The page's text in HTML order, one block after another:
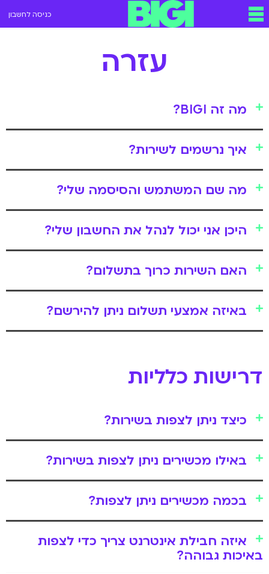
כניסה לחשבון
עזרה
מה זה BIGI?
איך נרשמים לשירות?
מה שם המשתמש והסיסמה שלי?
היכן אני יכול לנהל את החשבון שלי?
האם השירות כרוך בתשלום?
באיזה אמצעי תשלום ניתן להירשם?
דרישות כלליות
כיצד ניתן לצפות בשירות?
באילו מכשירים ניתן לצפות בשירות?
בכמה מכשירים ניתן לצפות?
איזה חבילת אינטרנט צריך כדי לצפות
באיכות גבוהה?